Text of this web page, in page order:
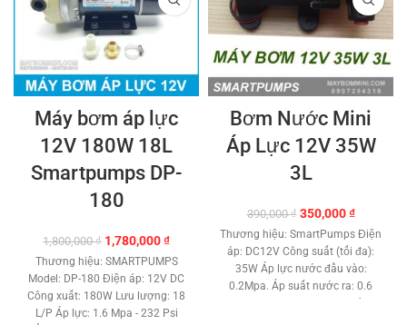
Máy bơm áp lực
12V 180W 18L
Smartpumps DP-
180
1,800,000₫ Giá
gốc
là:
1,800,000 ₫.
1,780,000₫Giá
hiện
tại
là:
1,780,000 ₫.
Thương hiệu: SMARTPUMPS
Model: DP-180 Điện áp: 12V DC
Công xuất: 180W Lưu lượng: 18
L/P Áp lực: 1.6 Mpa - 232 Psi
Bơm Nước Mini
Áp Lực 12V 35W
3L
390,000₫ Giá
gốc
là:
390,000 ₫.
350,000₫Giá
hiện
tại
là:
350,000
Thương hiệu: SmartPumps Điện
áp: DC12V Công suất (tối đa):
35W Áp lực nước đầu vào:
0.2Mpa. Áp suất nước ra: 0.6